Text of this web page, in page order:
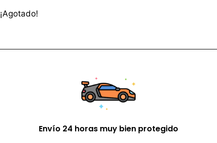
¡Agotado!
Envío 24 horas muy bien protegido